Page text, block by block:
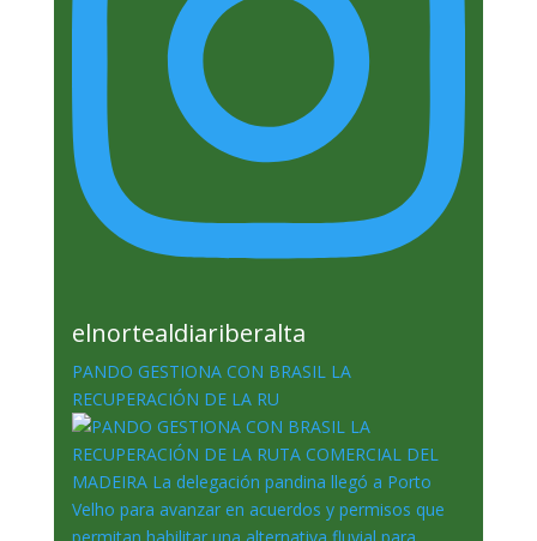
elnortealdiariberalta
PANDO GESTIONA CON BRASIL LA
RECUPERACIÓN DE LA RU